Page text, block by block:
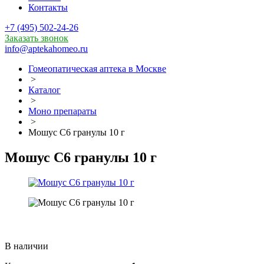
Контакты
+7 (495) 502-24-26
Заказать звонок
info@aptekahomeo.ru
Гомеопатическая аптека в Москве
>
Каталог
>
Моно препараты
>
Мошус С6 гранулы 10 г
Мошус С6 гранулы 10 г
В наличии